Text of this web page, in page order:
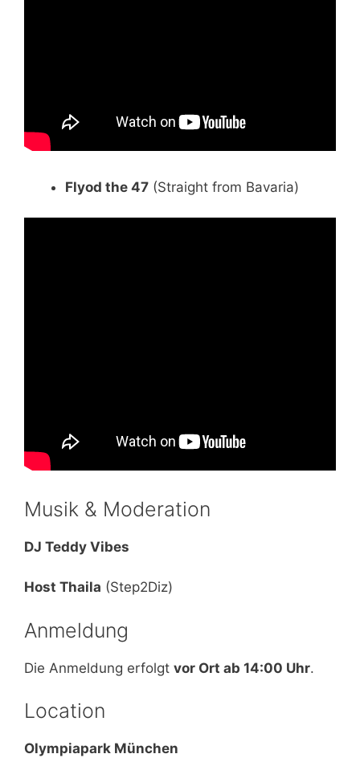
Flyod the 47 (Straight from Bavaria)
Musik & Moderation
DJ Teddy Vibes
Host Thaila (Step2Diz)
Anmeldung
Die Anmeldung erfolgt vor Ort ab 14:00 Uhr.
Location
Olympiapark München